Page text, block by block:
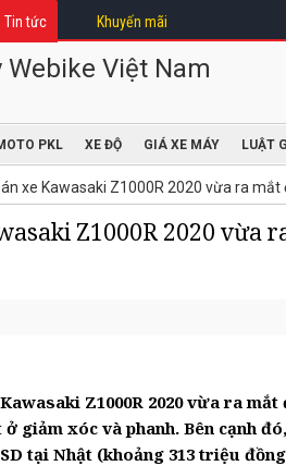
Tin tức Khuyến mãi
PKL XE ĐỘ GIÁ XE MÁY LUẬT
xe Kawasaki Z1000R 2020 vừa ra
Z1000R 2020 vừa
Z1000R 2020 vừa ra
giảm xóc và phanh. Bên cạnh
tại Nhật (khoảng 313 triệu